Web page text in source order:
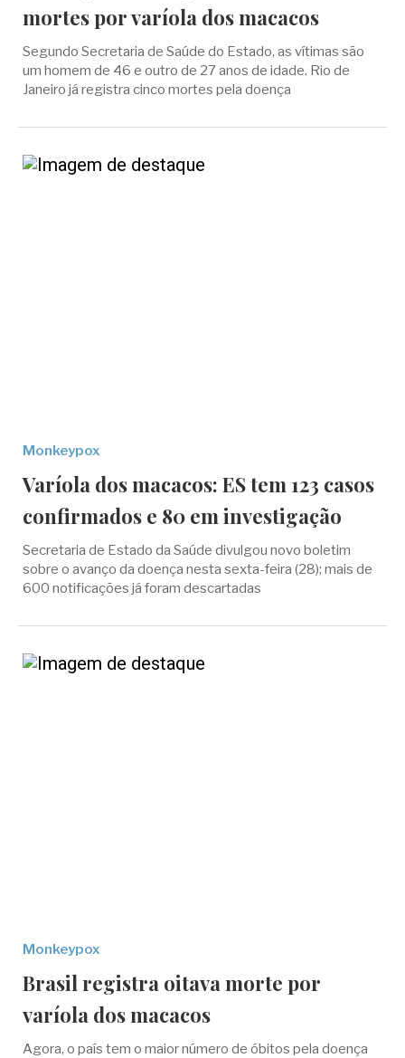
mortes por varíola dos macacos
Segundo Secretaria de Saúde do Estado, as vítimas são
um homem de 46 e outro de 27 anos de idade. Rio de
Janeiro já registra cinco mortes pela doença
Monkeypox
Varíola dos macacos: ES tem 123 casos
confirmados e 80 em investigação
Secretaria de Estado da Saúde divulgou novo boletim
sobre o avanço da doença nesta sexta-feira (28); mais de
600 notificações já foram descartadas
Monkeypox
Brasil registra oitava morte por
varíola dos macacos
Agora, o país tem o maior número de óbitos pela doença